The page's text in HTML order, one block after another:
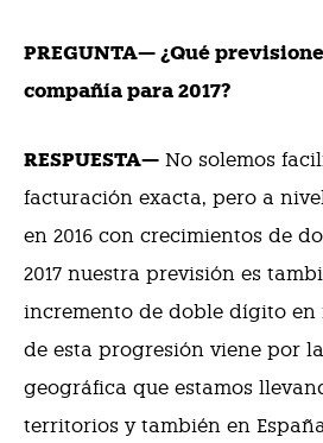
PREGUNTA— ¿Qué
compañía para 2017?
RESPUESTA— No solemos
facturación exacta, pero a
en 2016 con crecimientos de
2017 nuestra previsión es
incremento de doble dígito en
de esta progresión viene por
geográfica que estamos
territorios y también en